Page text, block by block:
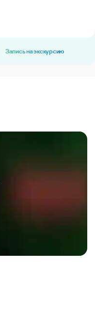
Запись на экскурсию